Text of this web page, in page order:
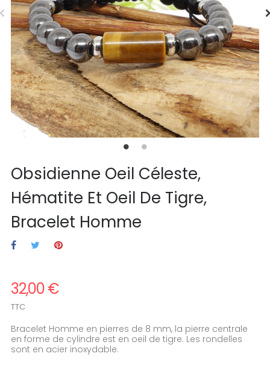
Obsidienne Oeil Céleste,
Hématite Et Oeil De Tigre,
Bracelet Homme
32,00 €
TTC
Bracelet Homme en pierres de 8 mm, la pierre centrale
en forme de cylindre est en oeil de tigre. Les rondelles
sont en acier inoxydable.